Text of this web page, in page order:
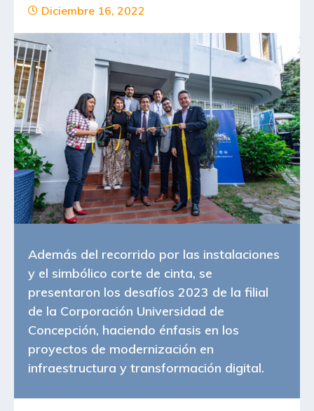
Diciembre 16, 2022
Además del recorrido por las instalaciones
y el simbólico corte de cinta, se
presentaron los desafíos 2023 de la filial
de la Corporación Universidad de
Concepción, haciendo énfasis en los
proyectos de modernización en
infraestructura y transformación digital.